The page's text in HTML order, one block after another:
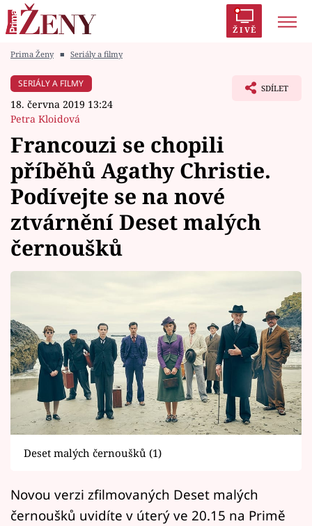
ŽIVĚ
Módní alarm
Témata
Celebrity
Vztahy
Sledujte prima+
Filmový festival Karlovy Vary
Pořady
Mámy sobě
Přihlášení
Prima Ženy ■ Seriály a filmy
SERIÁLY A FILMY
18. června 2019 13:24
Petra Kloidová
SDÍLET
Francouzi se chopili
příběhů Agathy Christie.
Podívejte se na nové
ztvárnění Deset malých
černoušků
Deset malých černoušků (1)
Novou verzi zfilmovaných Deset malých
černoušků uvidíte v úterý ve 20.15 na Primě